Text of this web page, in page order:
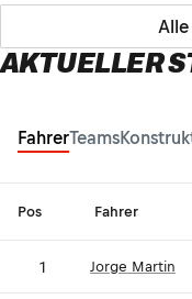
AKTUELLER
FahrerTeams
Pos Fahrer
1 Jorge Martin